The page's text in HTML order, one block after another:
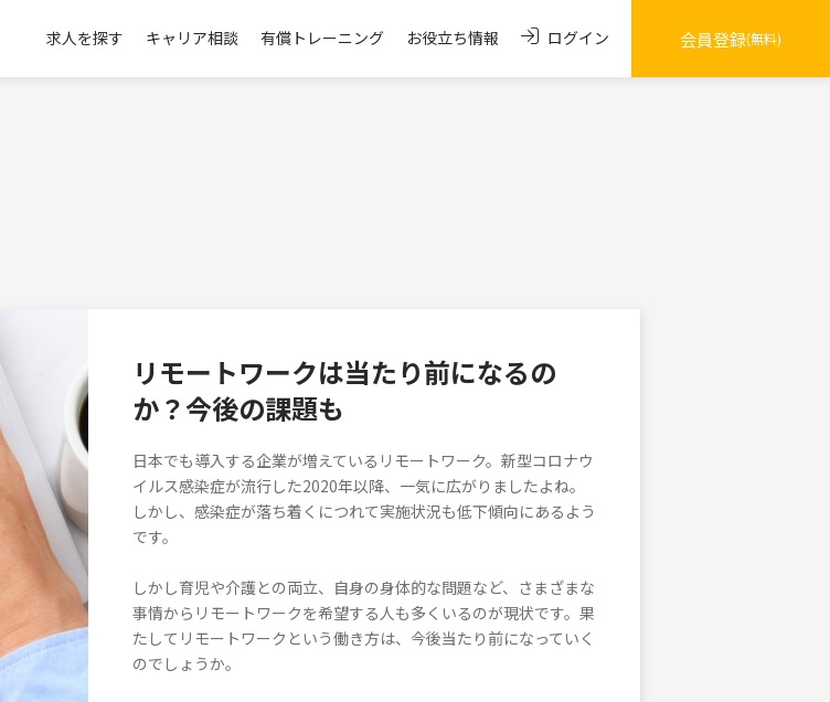
求人を探す キャリア相談 有償トレーニング お役立ち情報 ログイン 会員登録(無料)
リモートワークは当たり前になるの
か？今後の課題も
日本でも導入する企業が増えているリモートワーク。新型コロナウ
イルス感染症が流行した2020年以降、一気に広がりましたよね。
しかし、感染症が落ち着くにつれて実施状況も低下傾向にあるよう
です。
しかし育児や介護との両立、自身の身体的な問題など、さまざまな
事情からリモートワークを希望する人も多くいるのが現状です。果
たしてリモートワークという働き方は、今後当たり前になっていく
のでしょうか。